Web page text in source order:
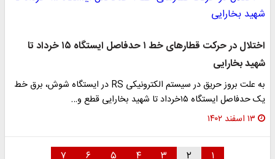
اختلال در حرکت قطارهای خط ۱ حدفاصل ایستگاه ۱۵ خرداد تا
شهید بخارایی
به علت بروز حریق در سیستم الکترونیکی RS در ایستگاه شوش، برق خط
یک حدفاصل ایستگاه ۱۵خرداد تا شهید بخارایی قطع و…
۱۳ اسفند ۱۴۰۲